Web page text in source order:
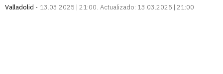
Valladolid
13.03.2025 | 21:00 Actualizado: 13.03.2025 | 21:00